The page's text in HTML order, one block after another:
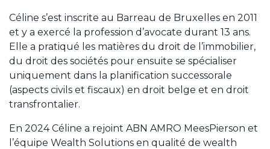
Céline s’est inscrite au Barreau de Bruxelles en 2011
et y a exercé la profession d’avocate durant 13 ans.
Elle a pratiqué les matières du droit de l’immobilier,
du droit des sociétés pour ensuite se spécialiser
uniquement dans la planification successorale
(aspects civils et fiscaux) en droit belge et en droit
transfrontalier.
En 2024 Céline a rejoint ABN AMRO MeesPierson et
l’équipe Wealth Solutions en qualité de wealth